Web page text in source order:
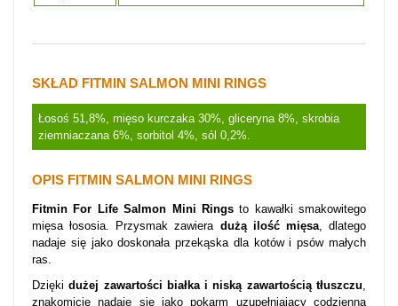
SKŁAD FITMIN SALMON MINI RINGS
Łosoś 51,8%, mięso kurczaka 30%, gliceryna 8%, skrobia
ziemniaczana 6%, sorbitol 4%, sól 0,2%.
OPIS FITMIN SALMON MINI RINGS
Fitmin For Life Salmon Mini Ringsto kawałki smakowitego
mięsa łososia. Przysmak zawieradużą ilość mięsa, dlatego
nadaje się jako doskonała przekąska dla kotów i psów małych
ras.
Dziękidużej zawartości białka i niską zawartością tłuszczu,
znakomicie nadaje się jako pokarm uzupełniający codzienną